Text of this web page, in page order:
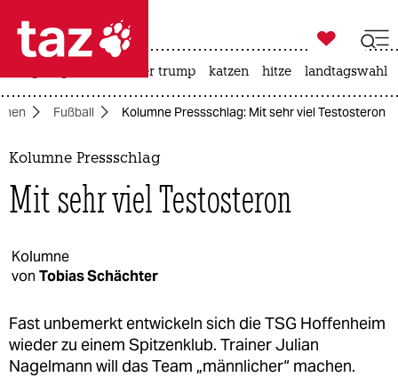
 taz zahl ich
taz zahl ich
themen
politik
gesellschaft
kultur
sport

taz zahl ich
usa unter trump katzen hitze landtagswahl
Fußball Kolumne Pressschlag: Mit sehr viel Testosteron
Kolumne Pressschlag
Mit sehr viel Testosteron
Kolumne
von Tobias Schächter
Fast unbemerkt entwickeln sich die TSG Hoffenheim
wieder zu einem Spitzenklub. Trainer Julian
Nagelmann will das Team „männlicher“ machen.